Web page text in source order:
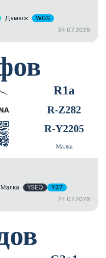
Дамаск
WGS
24.07.2026
Малка YSEQ
Y37
24.07.2026